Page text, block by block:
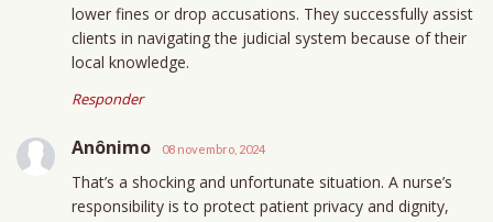
lower fines or drop accusations. They successfully assist
clients in navigating the judicial system because of their
local knowledge.
Responder
Anônimo 08 novembro, 2024
That’s a shocking and unfortunate situation. A nurse’s
responsibility is to protect patient privacy and dignity,